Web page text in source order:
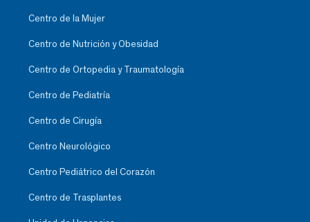
Centro de la Mujer
Centro de Nutrición y Obesidad
Centro de Ortopedia y Traumatología
Centro de Pediatría
Centro de Cirugía
Centro Neurológico
Centro Pediátrico del Corazón
Centro de Trasplantes